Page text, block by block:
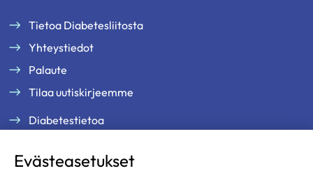
Tietoa Diabetesliitosta
Yhteystiedot
Palaute
Tilaa uutiskirjeemme
Diabetestietoa
Jäsenille
Evästeasetukset